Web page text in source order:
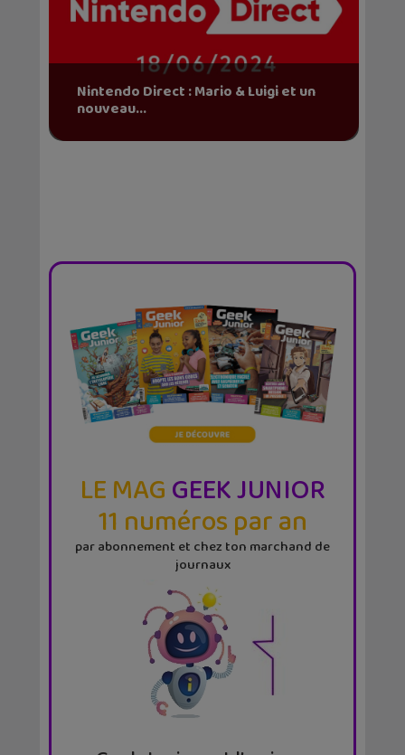
Nintendo Direct : Mario & Luigi et un
nouveau...
LE MAGGEEK JUNIOR
11 numéros par an
par abonnement et chez ton marchand de
journaux